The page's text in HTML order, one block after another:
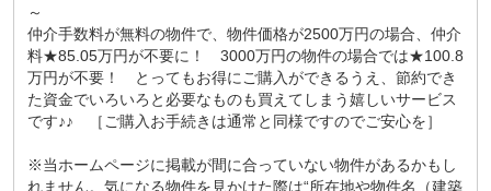
～
仲介手数料が無料の物件で、物件価格が2500万円の場合、仲介
料★85.05万円が不要に！ 3000万円の物件の場合では★100.8
万円が不要！ とってもお得にご購入ができるうえ、節約でき
た資金でいろいろと必要なものも買えてしまう嬉しいサービス
です♪♪ ［ご購入お手続きは通常と同様ですのでご安心を］
※当ホームページに掲載が間に合っていない物件があるかもし
れません。気になる物件を見かけた際は“所在地や物件名（建築